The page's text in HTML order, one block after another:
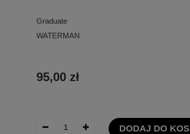
Graduate
WATERMAN
95,00 zł
DODAJ DO